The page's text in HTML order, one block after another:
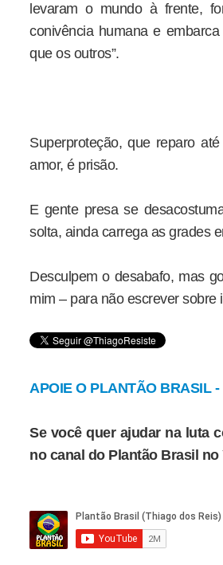
levaram o mundo à frente,
conivência humana e
que os outros”.
Superproteção, que reparo
amor, é prisão.
E gente presa se
solta, ainda carrega as grades
Desculpem o desabafo, mas
mim – para não escrever sobre
APOIE O PLANTÃO BRASIL
Se você quer ajudar na luta
no canal do Plantão Brasil no